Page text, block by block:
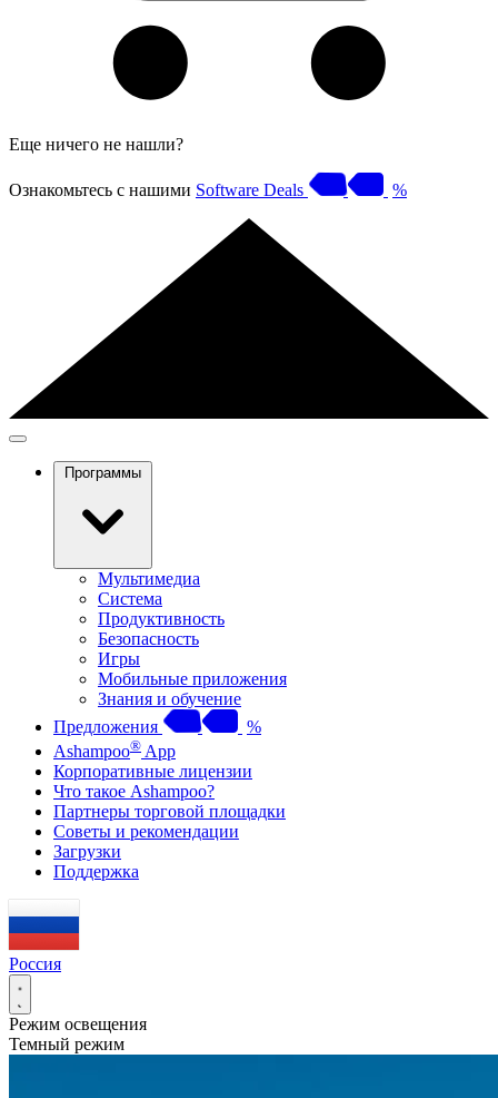
Еще ничего не нашли?
Ознакомьтесь с нашими Software Deals %
Программы
Мультимедиа
Система
Продуктивность
Безопасность
Игры
Мобильные приложения
Знания и обучение
Предложения
%
Ashampoo® App
Корпоративные лицензии
Что такое Ashampoo?
Партнеры торговой площадки
Советы и рекомендации
Загрузки
Поддержка
Россия
Режим освещения
Темный режим